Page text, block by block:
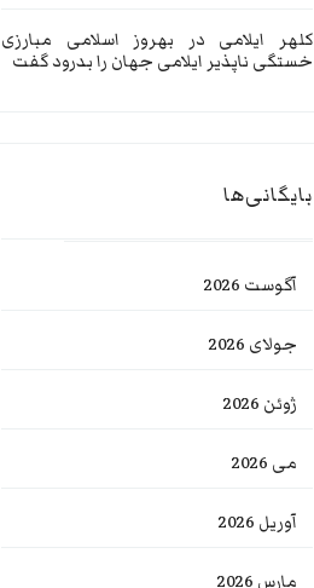
کلهر ایلامی در بهروز اسلامی مبارزی
خستگی ناپذیر ایلامی جهان را بدرود گفت
بایگانی‌ها
آگوست 2026
جولای 2026
ژوئن 2026
می 2026
آوریل 2026
مارس 2026